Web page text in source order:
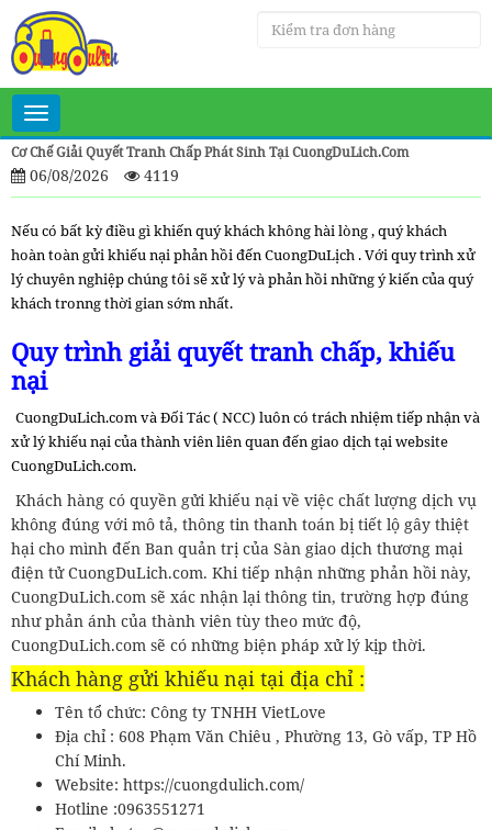
Toggle
navigation
Cơ Chế Giải Quyết Tranh Chấp Phát Sinh Tại CuongDuLich.Com
06/08/2026 4119
Nếu có bất kỳ điều gì khiến quý khách không hài lòng , quý khách
hoàn toàn gửi khiếu nại phản hồi đến CuongDuLịch . Với quy trình xử
lý chuyên nghiệp chúng tôi sẽ xử lý và phản hồi những ý kiến của quý
khách tronng thời gian sớm nhất.
Quy trình giải quyết tranh chấp, khiếu
nại
CuongDuLich.com và Đối Tác ( NCC) luôn có trách nhiệm tiếp nhận và
xử lý khiếu nại của thành viên liên quan đến giao dịch tại website
CuongDuLich.com.
Khách hàng có quyền gửi khiếu nại về việc chất lượng dịch vụ
không đúng với mô tả, thông tin thanh toán bị tiết lộ gây thiệt
hại cho mình đến Ban quản trị của Sàn giao dịch thương mại
điện tử CuongDuLich.com. Khi tiếp nhận những phản hồi này,
CuongDuLich.com sẽ xác nhận lại thông tin, trường hợp đúng
như phản ánh của thành viên tùy theo mức độ,
CuongDuLich.com sẽ có những biện pháp xử lý kịp thời.
Khách hàng gửi khiếu nại tại địa chỉ :
Tên tổ chức: Công ty TNHH VietLove
Địa chỉ : 608 Phạm Văn Chiêu , Phường 13, Gò vấp, TP Hồ
Chí Minh.
Website: https://cuongdulich.com/
Hotline :0963551271